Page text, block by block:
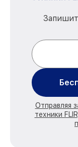
Отправляя
техники